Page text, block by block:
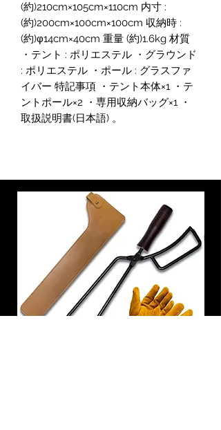
(約)210cm×105cm×110cm 内寸 :
(約)200cm×100cm×100cm 収納時 :
(約)φ14cm×40cm 重量 (約)1.6kg 材質
・テント : ポリエステル ・グラウンド
: ポリエステル ・ポール : グラスファ
イバー 特記事項 ・テント本体×1 ・テ
ントポール×2 ・専用収納バッグ×1 ・
取扱説明書(日本語) 。